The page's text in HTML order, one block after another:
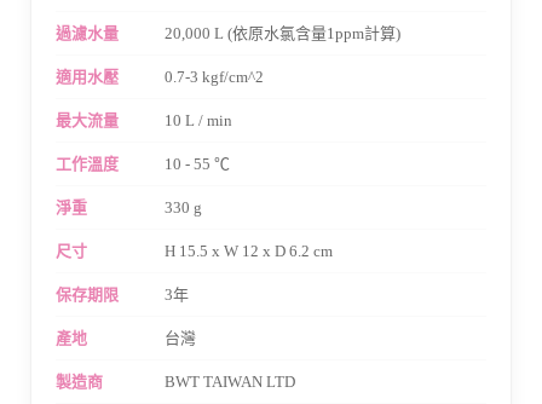
過濾水量 20,000 L (依原水氯含量1ppm計算)
適用水壓 0.7-3 kgf/cm^2
最大流量 10 L / min
工作溫度 10 - 55 ℃
淨重 330 g
尺寸 H 15.5 x W 12 x D 6.2 cm
保存期限 3年
產地 台灣
製造商 BWT TAIWAN LTD